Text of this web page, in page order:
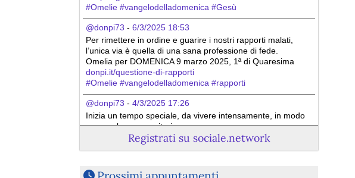
#Omelie #vangelodelladomenica #Gesù
@donpi73 - 6/3/2025 18:53
Per rimettere in ordine e guarire i nostri rapporti malati,
l’unica via è quella di una sana professione di fede.
Omelia per DOMENICA 9 marzo 2025, 1ª di Quaresima
donpi.it/questione-di-rapporti
#Omelie #vangelodelladomenica #rapporti
@donpi73 - 4/3/2025 17:26
Inizia un tempo speciale, da vivere intensamente, in modo
personale e comunitario.
Omelia per mercoledì 5 marzo 2025, Le Sante Ceneri
donpi.it/casa-e-chiesa-mercole
Registrati su sociale.network